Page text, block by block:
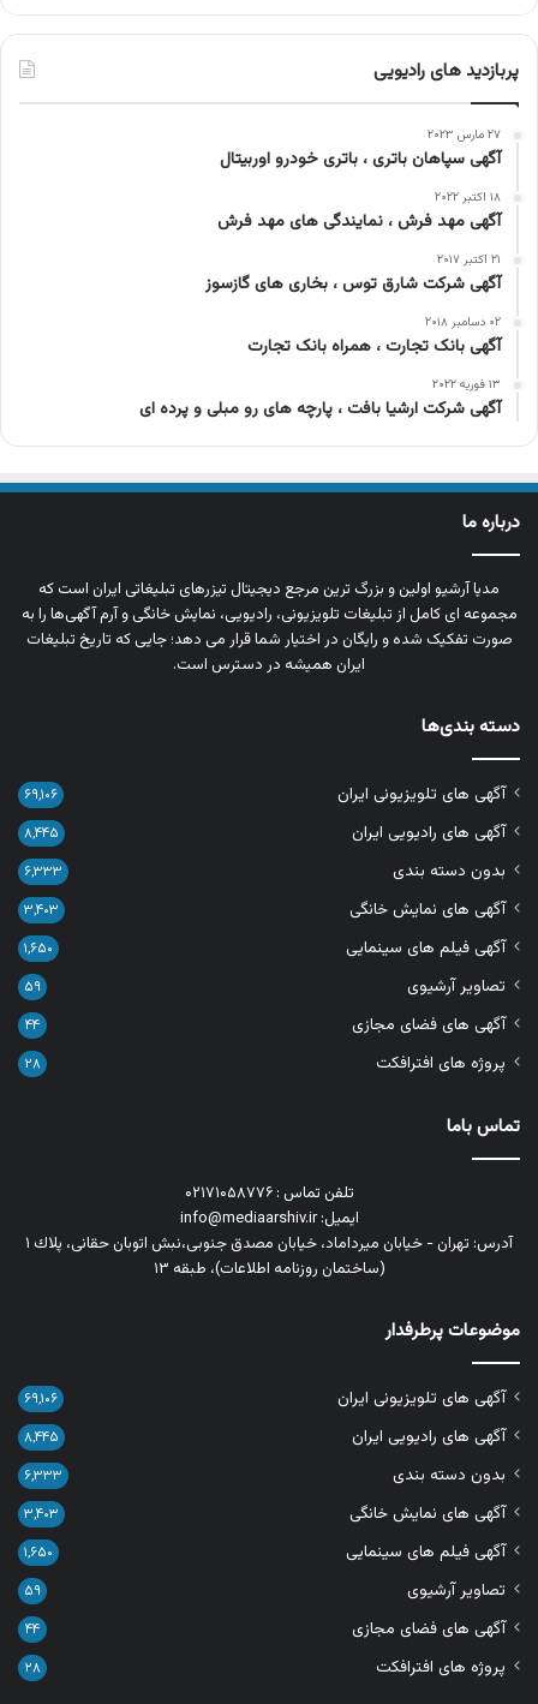
پربازدید های رادیویی
۲۷ مارس ۲۰۲۳
آگهی سپاهان باتری ، باتری خودرو اوربیتال
۱۸ اکتبر ۲۰۲۲
آگهی مهد فرش ، نمایندگی های مهد فرش
۲۱ اکتبر ۲۰۱۷
آگهی شرکت شارق توس ، بخاری های گازسوز
۰۲ دسامبر ۲۰۱۸
آگهی بانک تجارت ، همراه بانک تجارت
۱۳ فوریه ۲۰۲۲
آگهی شرکت ارشیا بافت ، پارچه های رو مبلی و پرده ای
درباره ما
مدیا آرشیو اولین و بزرگ‌ ترین مرجع دیجیتال تیزرهای تبلیغاتی ایران است که
مجموعه‌ ای کامل از تبلیغات تلویزیونی، رادیویی، نمایش خانگی و آرم‌ آگهی‌ها را به‌
صورت تفکیک‌ شده و رایگان در اختیار شما قرار می‌ دهد؛ جایی که تاریخ تبلیغات
ایران همیشه در دسترس است.
دسته بندی‌ها
آگهی های تلویزیونی ایران ۶۹,۱۰۶
آگهی های رادیویی ایران ۸,۴۴۵
بدون دسته بندی ۶,۳۳۳
آگهی های نمایش خانگی ۳,۴۰۳
آگهی فیلم های سینمایی ۱,۶۵۰
تصاویر آرشیوی ۵۹
آگهی های فضای مجازی ۴۴
پروژه های افترافکت ۲۸
تماس باما
تلفن تماس : ۰۲۱۷۱۰۵۸۷۷۶
ایمیل: info@mediaarshiv.ir
آدرس: تهران - خیابان میرداماد، خیابان مصدق جنوبی،نبش اتوبان حقانی، پلاك ١
(ساختمان روزنامه اطلاعات)، طبقه ۱۳
موضوعات پرطرفدار
آگهی های تلویزیونی ایران ۶۹,۱۰۶
آگهی های رادیویی ایران ۸,۴۴۵
بدون دسته بندی ۶,۳۳۳
آگهی های نمایش خانگی ۳,۴۰۳
آگهی فیلم های سینمایی ۱,۶۵۰
تصاویر آرشیوی ۵۹
آگهی های فضای مجازی ۴۴
پروژه های افترافکت ۲۸